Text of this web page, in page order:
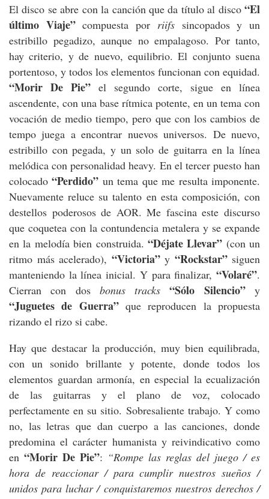
El disco se abre con la canción que da título al disco “El
último Viaje”compuesta por riifs sincopados y un
estribillo pegadizo, aunque no empalagoso. Por tanto,
hay criterio, y de nuevo, equilibrio. El conjunto suena
portentoso, y todos los elementos funcionan con equidad.
“Morir De Pie” el segundo corte, sigue en línea
ascendente, con una base rítmica potente, en un tema con
vocación de medio tiempo, pero que con los cambios de
tempo juega a encontrar nuevos universos. De nuevo,
estribillo con pegada, y un solo de guitarra en la línea
melódica con personalidad heavy. En el tercer puesto han
colocado“Perdido” un tema que me resulta imponente.
Nuevamente reluce su talento en esta composición, con
destellos poderosos de AOR. Me fascina este discurso
que coquetea con la contundencia metalera y se expande
en la melodía bien construida. “Déjate Llevar” (con un
ritmo más acelerado), “Victoria”y “Rockstar”siguen
manteniendo la línea inicial. Y para finalizar, “Volaré”.
Cierran con dos bonus tracks “Sólo Silencio”y
“Juguetes de Guerra”que reproducen la propuesta
rizando el rizo si cabe.
Hay que destacar la producción, muy bien equilibrada,
con un sonido brillante y potente, donde todos los
elementos guardan armonía, en especial la ecualización
de las guitarras y el plano de voz, colocado
perfectamente en su sitio. Sobresaliente trabajo. Y como
no, las letras que dan cuerpo a las canciones, donde
predomina el carácter humanista y reivindicativo como
en “Morir De Pie”: “Rompe las reglas del juego / es
hora de reaccionar / para cumplir nuestros sueños /
unidos para luchar / conquistaremos nuestros derechos /